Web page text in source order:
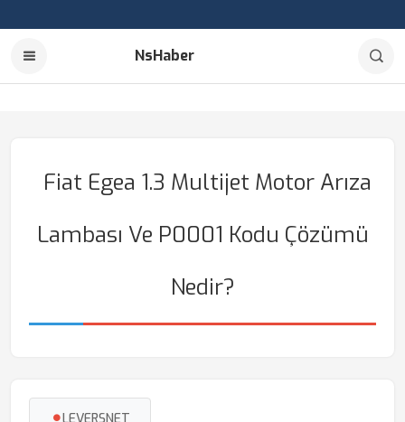
NsHaber
Fiat Egea 1.3 Multijet Motor Arıza
Lambası Ve P0001 Kodu Çözümü
Nedir?